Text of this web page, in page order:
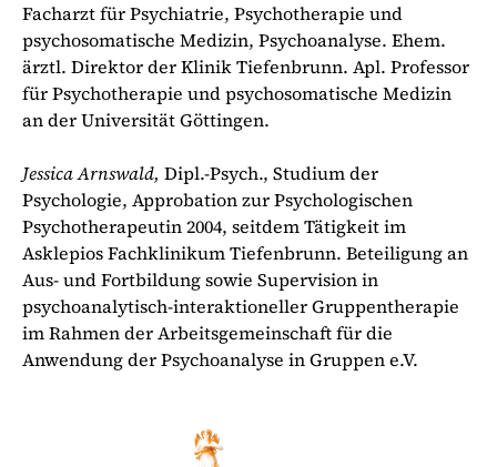
Facharzt für Psychiatrie, Psychotherapie und
psychosomatische Medizin, Psychoanalyse. Ehem.
ärztl. Direktor der Klinik Tiefenbrunn. Apl. Professor
für Psychotherapie und psychosomatische Medizin
an der Universität Göttingen.
Jessica Arnswald, Dipl.-Psych., Studium der
Psychologie, Approbation zur Psychologischen
Psychotherapeutin 2004, seitdem Tätigkeit im
Asklepios Fachklinikum Tiefenbrunn. Beteiligung an
Aus- und Fortbildung sowie Supervision in
psychoanalytisch-interaktioneller Gruppentherapie
im Rahmen der Arbeitsgemeinschaft für die
Anwendung der Psychoanalyse in Gruppen e.V.